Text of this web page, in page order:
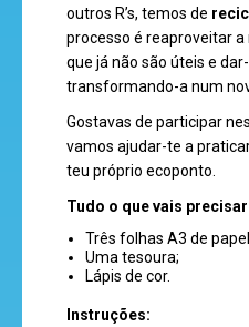
outros R’s, temos de
processo é reaproveitar
que já não são úteis e
transformando-a num
Gostavas de participar
vamos ajudar-te a
teu próprio ecoponto.
Tudo o que vais precisar
Três folhas A3 de
Uma tesoura;
Lápis de cor.
Instruções: